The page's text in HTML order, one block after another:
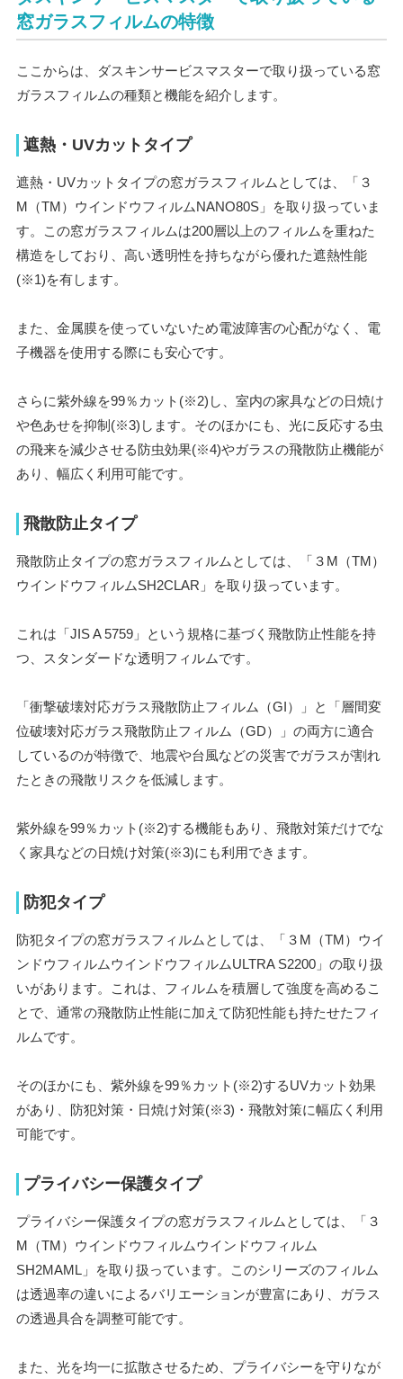
窓ガラスフィルムの特徴
ここからは、ダスキンサービスマスターで取り扱っている窓
ガラスフィルムの種類と機能を紹介します。
遮熱・UVカットタイプ
遮熱・UVカットタイプの窓ガラスフィルムとしては、「３
M（TM）ウインドウフィルムNANO80S」を取り扱っていま
す。この窓ガラスフィルムは200層以上のフィルムを重ねた
構造をしており、高い透明性を持ちながら優れた遮熱性能
(※1)を有します。
また、金属膜を使っていないため電波障害の心配がなく、電
子機器を使用する際にも安心です。
さらに紫外線を99％カット(※2)し、室内の家具などの日焼け
や色あせを抑制(※3)します。そのほかにも、光に反応する虫
の飛来を減少させる防虫効果(※4)やガラスの飛散防止機能が
あり、幅広く利用可能です。
飛散防止タイプ
飛散防止タイプの窓ガラスフィルムとしては、「３M（TM）
ウインドウフィルムSH2CLAR」を取り扱っています。
これは「JIS A 5759」という規格に基づく飛散防止性能を持
つ、スタンダードな透明フィルムです。
「衝撃破壊対応ガラス飛散防止フィルム（GI）」と「層間変
位破壊対応ガラス飛散防止フィルム（GD）」の両方に適合
しているのが特徴で、地震や台風などの災害でガラスが割れ
たときの飛散リスクを低減します。
紫外線を99％カット(※2)する機能もあり、飛散対策だけでな
く家具などの日焼け対策(※3)にも利用できます。
防犯タイプ
防犯タイプの窓ガラスフィルムとしては、「３M（TM）ウイ
ンドウフィルムウインドウフィルムULTRA S2200」の取り扱
いがあります。これは、フィルムを積層して強度を高めるこ
とで、通常の飛散防止性能に加えて防犯性能も持たせたフィ
ルムです。
そのほかにも、紫外線を99％カット(※2)するUVカット効果
があり、防犯対策・日焼け対策(※3)・飛散対策に幅広く利用
可能です。
プライバシー保護タイプ
プライバシー保護タイプの窓ガラスフィルムとしては、「３
M（TM）ウインドウフィルムウインドウフィルム
SH2MAML」を取り扱っています。このシリーズのフィルム
は透過率の違いによるバリエーションが豊富にあり、ガラス
の透過具合を調整可能です。
また、光を均一に拡散させるため、プライバシーを守りなが